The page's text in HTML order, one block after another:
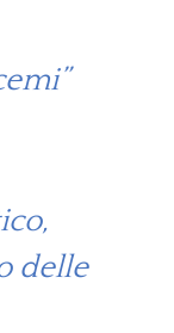
delle